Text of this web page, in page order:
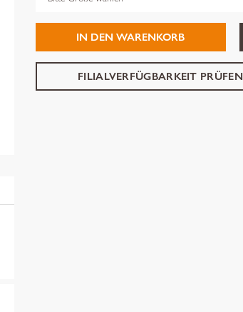
IN DEN WARENKORB
FILIALVERFÜGBARKEIT PRÜFEN